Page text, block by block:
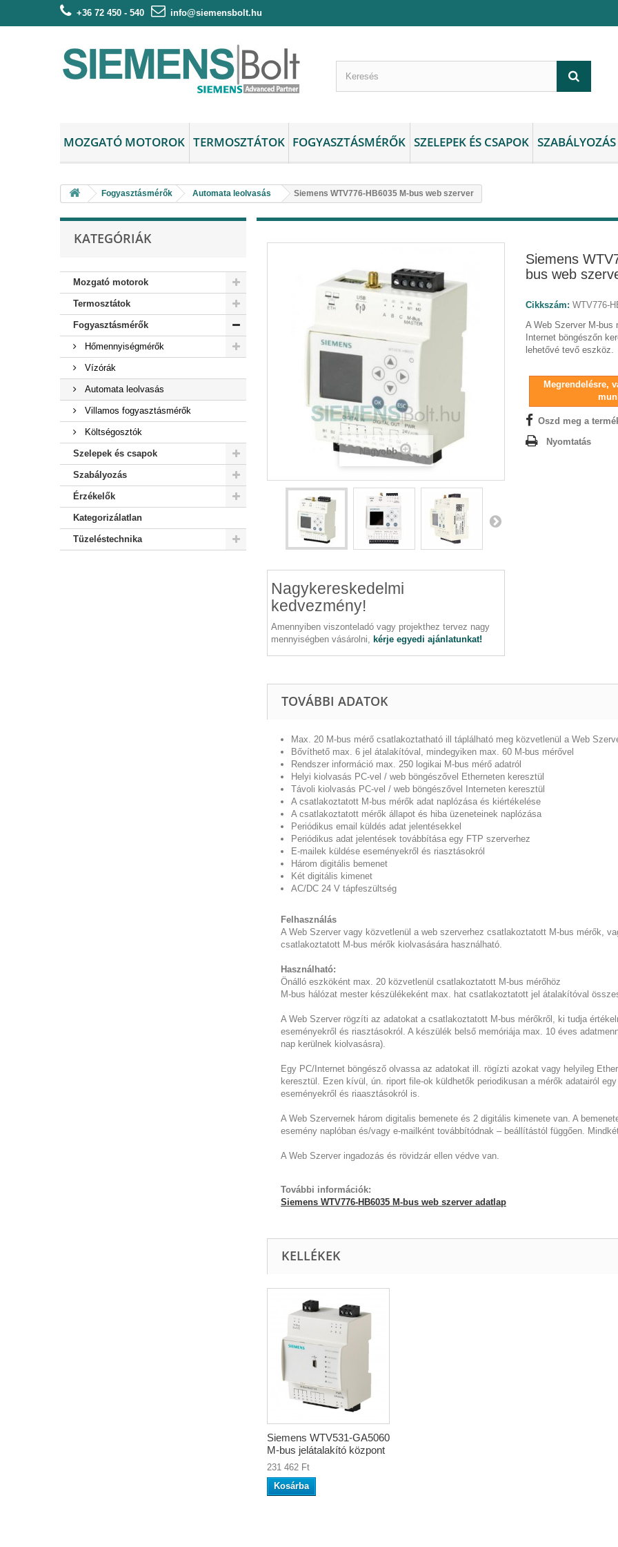
+36 72 450 - 540 info@siemensbolt.hu
MOZGATÓ MOTOROK TERMOSZTÁTOK FOGYASZTÁSMÉRŐK SZELEPEK ÉS CSAPOK SZABÁLYOZÁS
Fogyasztásmérők Automata leolvasás Siemens WTV776-HB6035 M-bus web szerver
KATEGÓRIÁK
Mozgató motorok
Termosztátok
Fogyasztásmérők
Hőmennyiségmérők
Vízórák
Automata leolvasás
Villamos fogyasztásmérők
Költségosztók
Szelepek és csapok
Szabályozás
Érzékelők
Kategorizálatlan
Tüzeléstechnika
Nagyobb
Nagykereskedelmi
kedvezmény!
Amennyiben viszonteladó vagy projekthez tervez nagy
mennyiségben vásárolni, kérje egyedi ajánlatunkat!
Siemens
bus web
Cikkszám: WTV776-
A Web Szerver M-bus
Internet böngészőn
lehetővé tevő eszköz.
Megrendelésre,
Oszd meg a
Nyomtatás
TOVÁBBI ADATOK
Max. 20 M-bus mérő csatlakoztatható ill táplálható meg közvetlenül a Web
Bővíthető max. 6 jel átalakítóval, mindegyiken max. 60 M-bus mérővel
Rendszer információ max. 250 logikai M-bus mérő adatról
Helyi kiolvasás PC-vel / web böngészővel Etherneten keresztül
Távoli kiolvasás PC-vel / web böngészővel Interneten keresztül
A csatlakoztatott M-bus mérők adat naplózása és kiértékelése
A csatlakoztatott mérők állapot és hiba üzeneteinek naplózása
Periódikus email küldés adat jelentésekkel
Periódikus adat jelentések továbbítása egy FTP szerverhez
E-mailek küldése eseményekről és riasztásokról
Három digitális bemenet
Két digitális kimenet
AC/DC 24 V tápfeszültség
Felhasználás
A Web Szerver vagy közvetlenül a web szerverhez csatlakoztatott M-bus mérők,
csatlakoztatott M-bus mérők kiolvasására használható.
Használható:
Önálló eszköként max. 20 közvetlenül csatlakoztatott M-bus mérőhöz
M-bus hálózat mester készülékeként max. hat csatlakoztatott jel átalakítóval
A Web Szerver rögzíti az adatokat a csatlakoztatott M-bus mérőkről, ki tudja
eseményekről és riasztásokról. A készülék belső memóriája max. 10 éves
nap kerülnek kiolvasásra).
Egy PC/Internet böngésző olvassa az adatokat ill. rögízti azokat vagy helyileg
keresztül. Ezen kívül, ún. riport file-ok küldhetők periodikusan a mérők adatairól
eseményekről és riaasztásokról is.
A Web Szervernek három digitalis bemenete és 2 digitális kimenete van. A
esemény naplóban és/vagy e-mailként továbbítódnak – beállítástól függően.
A Web Szerver ingadozás és rövidzár ellen védve van.
További információk:
Siemens WTV776-HB6035 M-bus web szerver adatlap
KELLÉKEK
Siemens WTV531-GA5060
M-bus jelátalakító központ
231 462 Ft
Kosárba